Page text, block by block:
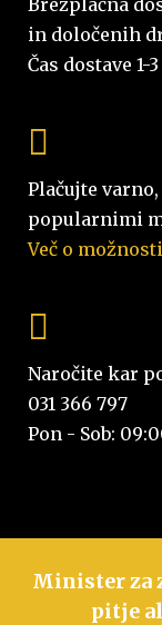
in določenih
Čas dostave
Plačujte
popularnimi
Več o
Naročite kar
031 366 797
Pon - Sob:
Minister za
pitje